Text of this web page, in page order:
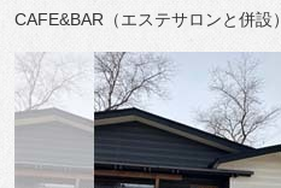
CAFE&BAR（エステサロンと併設）